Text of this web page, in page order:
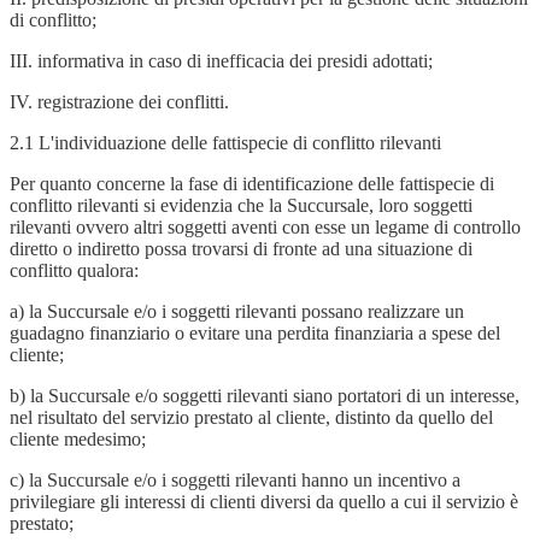
di conflitto;
III. informativa in caso di inefficacia dei presidi adottati;
IV. registrazione dei conflitti.
2.1 L'individuazione delle fattispecie di conflitto rilevanti
Per quanto concerne la fase di identificazione delle fattispecie di
conflitto rilevanti si evidenzia che la Succursale, loro soggetti
rilevanti ovvero altri soggetti aventi con esse un legame di controllo
diretto o indiretto possa trovarsi di fronte ad una situazione di
conflitto qualora:
a) la Succursale e/o i soggetti rilevanti possano realizzare un
guadagno finanziario o evitare una perdita finanziaria a spese del
cliente;
b) la Succursale e/o soggetti rilevanti siano portatori di un interesse,
nel risultato del servizio prestato al cliente, distinto da quello del
cliente medesimo;
c) la Succursale e/o i soggetti rilevanti hanno un incentivo a
privilegiare gli interessi di clienti diversi da quello a cui il servizio è
prestato;